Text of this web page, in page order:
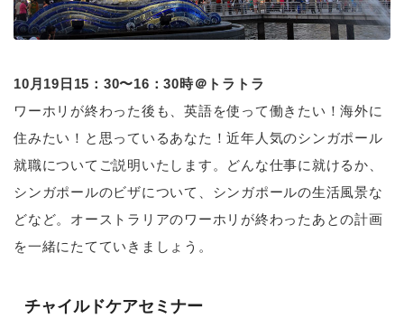
10月19日15：30〜16：30時＠トラトラ
ワーホリが終わった後も、英語を使って働きたい！海外に
住みたい！と思っているあなた！近年人気のシンガポール
就職についてご説明いたします。どんな仕事に就けるか、
シンガポールのビザについて、シンガポールの生活風景な
どなど。オーストラリアのワーホリが終わったあとの計画
を一緒にたてていきましょう。
チャイルドケアセミナー